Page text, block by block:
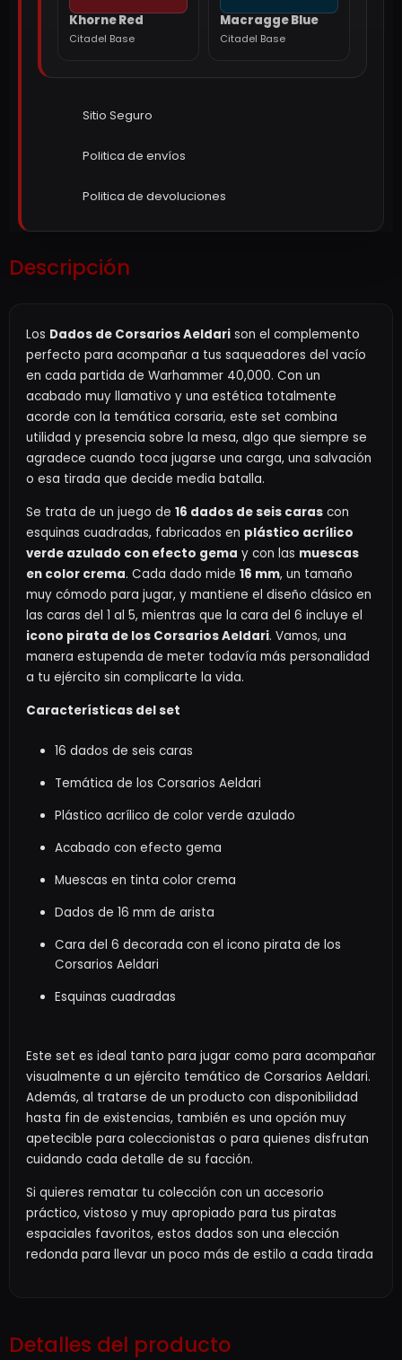
Khorne Red
Citadel Base
Macragge Blue
Citadel Base
Sitio Seguro
Politica de envíos
Politica de devoluciones
Descripción
Los Dados de Corsarios Aeldari son el complemento
perfecto para acompañar a tus saqueadores del vacío
en cada partida de Warhammer 40,000. Con un
acabado muy llamativo y una estética totalmente
acorde con la temática corsaria, este set combina
utilidad y presencia sobre la mesa, algo que siempre se
agradece cuando toca jugarse una carga, una salvación
o esa tirada que decide media batalla.
Se trata de un juego de 16 dados de seis caras con
esquinas cuadradas, fabricados en plástico acrílico
verde azulado con efecto gema y con las muescas
en color crema. Cada dado mide 16 mm, un tamaño
muy cómodo para jugar, y mantiene el diseño clásico en
las caras del 1 al 5, mientras que la cara del 6 incluye el
icono pirata de los Corsarios Aeldari. Vamos, una
manera estupenda de meter todavía más personalidad
a tu ejército sin complicarte la vida.
Características del set
16 dados de seis caras
Temática de los Corsarios Aeldari
Plástico acrílico de color verde azulado
Acabado con efecto gema
Muescas en tinta color crema
Dados de 16 mm de arista
Cara del 6 decorada con el icono pirata de los
Corsarios Aeldari
Esquinas cuadradas
Este set es ideal tanto para jugar como para acompañar
visualmente a un ejército temático de Corsarios Aeldari.
Además, al tratarse de un producto con disponibilidad
hasta fin de existencias, también es una opción muy
apetecible para coleccionistas o para quienes disfrutan
cuidando cada detalle de su facción.
Si quieres rematar tu colección con un accesorio
práctico, vistoso y muy apropiado para tus piratas
espaciales favoritos, estos dados son una elección
redonda para llevar un poco más de estilo a cada tirada
Detalles del producto